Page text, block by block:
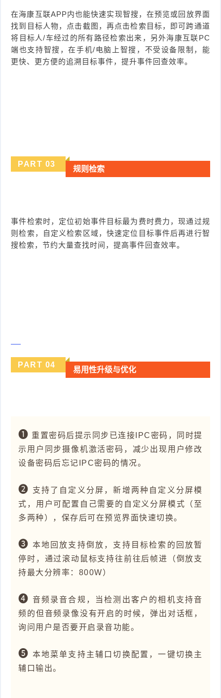
在海康互联APP内也能快速实现智搜，在预览或回放界面
找到目标人物，点击截图，再点击检索目标，即可跨通道
将目标人/车经过的所有路径检索出来，另外海康互联PC
端也支持智搜，在手机/电脑上智搜，不受设备限制，能
更快、更方便的追溯目标事件，提升事件回查效率。
PART 03
规则检索
事件检索时，定位初始事件目标最为费时费力，现通过规
则检索，自定义检索区域，快速定位目标事件后再进行智
搜检索，节约大量查找时间，提高事件回查效率。
PART 04
易用性升级与优化
❶ 重置密码后提示同步已连接IPC密码，同时提
示用户同步摄像机激活密码，减少出现用户修改
设备密码后忘记IPC密码的情况。
❷ 支持了自定义分屏，新增两种自定义分屏模
式，用户可配置自己需要的自定义分屏模式（至
多两种），保存后可在预览界面快速切换。
❸ 本地回放支持倒放，支持目标检索的回放暂
停时，通过滚动鼠标支持往前往后帧进（倒放支
持最大分辨率：800W）
❹ 音频录音合规，当检测出客户的相机支持音
频的但音频录像没有开启的时候，弹出对话框，
询问用户是否要开启录音功能。
❺ 本地菜单支持主辅口切换配置，一键切换主
辅口输出。